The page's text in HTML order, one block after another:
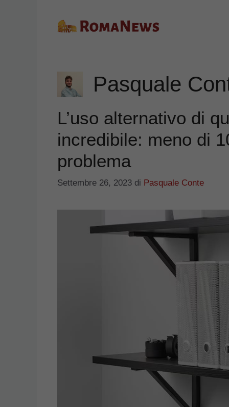
Pasquale
L’uso alternativo di
incredibile: meno di
problema
Settembre 26, 2023 di Pasquale Conte